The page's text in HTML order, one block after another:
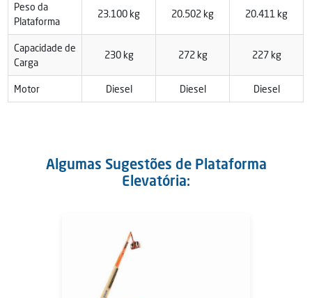
Peso da
Plataforma
23.100 kg 20.502 kg 20.411 kg
Capacidade de
Carga
230 kg 272 kg 227 kg
Motor Diesel Diesel Diesel
Algumas Sugestões de Plataforma
Elevatória: